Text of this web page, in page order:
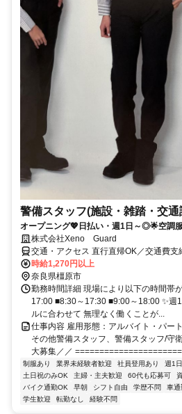
警備スタッフ(施設・雑踏・交通
オープニング💖日払い・週1日～◎🌟空調
株式会社Xeno Guard
交通・アクセス 直行直帰OK／交通費
時給1,270円以上
奈良県橿原市
勤務時間詳細 現場により以下の時間帯
17:00 ■8:30～17:30 ■9:00～18:00 ✨
ルに合わせて 無理なく働くことが...
仕事内容 雇用形態：アルバイト・パー
その他警備スタッフ、警備スタッフ/守
大募集／／
制服あり 業界未経験者歓迎 社員登用あり 週1
土日祝のみOK
主婦・主夫歓迎 60代も応募可
バイク通勤OK
早朝 シフト自由 学歴不問 車通
学生歓迎
転勤なし 経験不問